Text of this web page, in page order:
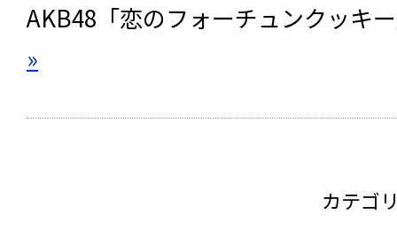
AKB48「恋のフォーチュンクッキ
»
カテゴ